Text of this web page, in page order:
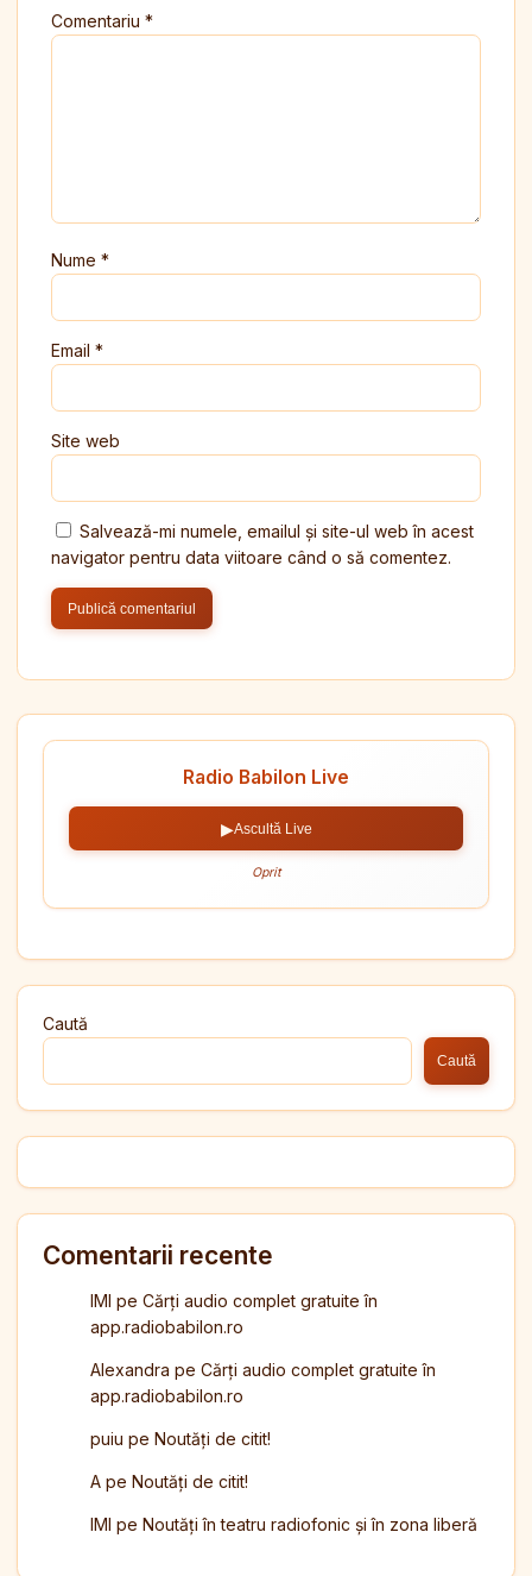
Comentariu *
Nume *
Email *
Site web
Salvează-mi numele, emailul și site-ul web în acest
navigator pentru data viitoare când o să comentez.
Radio Babilon Live
▶Ascultă Live
Oprit
Caută
Caută
Comentarii recente
IMI pe Cărți audio complet gratuite în
app.radiobabilon.ro
Alexandra pe Cărți audio complet gratuite în
app.radiobabilon.ro
puiu pe Noutăți de citit!
A pe Noutăți de citit!
IMI pe Noutăți în teatru radiofonic și în zona liberă